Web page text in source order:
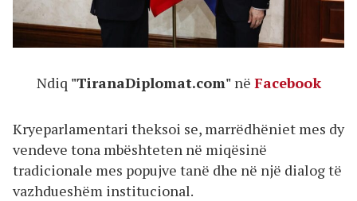
Ndiq "TiranaDiplomat.com" në Facebook
Kryeparlamentari theksoi se, marrëdhëniet mes dy
vendeve tona mbështeten në miqësinë
tradicionale mes popujve tanë dhe në një dialog të
vazhdueshëm institucional.